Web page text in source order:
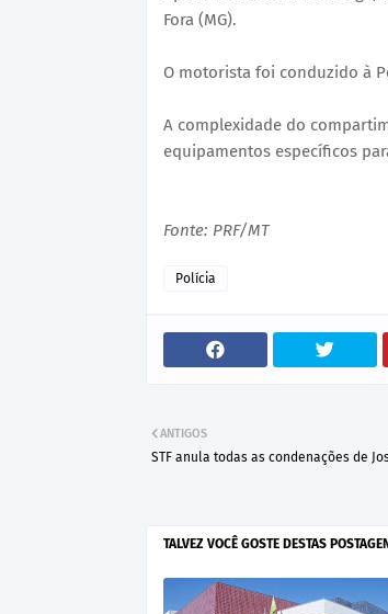
Fora (MG).
O motorista foi conduzido à
A complexidade do
equipamentos específicos
Fonte: PRF/MT
Polícia
ANTIGOS
STF anula todas as condenações de
TALVEZ VOCÊ GOSTE DESTAS